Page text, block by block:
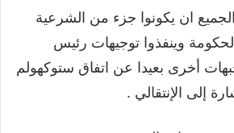
ان يكونوا جزء من الشرعية
وينفذوا توجيهات رئيس
أخرى بعيدا عن اتفاق ستوكهولم
إلى الإنتقالي .